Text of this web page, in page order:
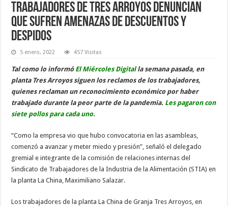
Trabajadores de Tres Arroyos denuncian
que sufren amenazas de descuentos y
despidos
5 enero, 2022 457 Visitas
Tal como lo informó El Miércoles Digitalla semana pasada, en
planta Tres Arroyos siguen los reclamos de los trabajadores,
quienes reclaman un reconocimiento económico por haber
trabajado durante la peor parte de la pandemia. Les pagaron con
siete pollos para cada uno.
“Como la empresa vio que hubo convocatoria en las asambleas,
comenzó a avanzar y meter miedo y presión”, señaló el delegado
gremial e integrante de la comisión de relaciones internas del
Sindicato de Trabajadores de la Industria de la Alimentación (STIA) en
la planta La China, Maximiliano Salazar.
Los trabajadores de la planta La China de Granja Tres Arroyos, en